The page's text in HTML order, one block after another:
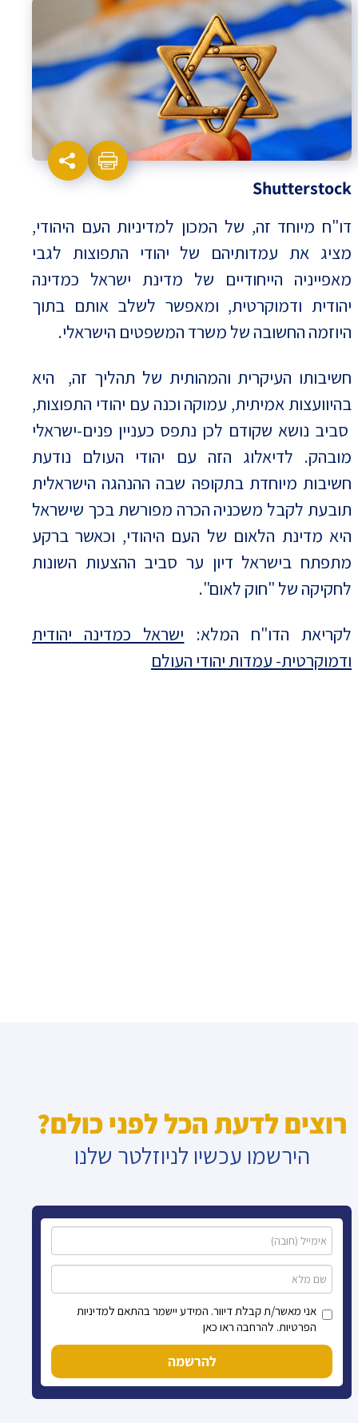
Shutterstock
דו"ח מיוחד זה, של המכון למדיניות העם היהודי,
מציג את עמדותיהם של יהודי התפוצות לגבי
מאפייניה הייחודיים של מדינת ישראל כמדינה
יהודית ודמוקרטית, ומאפשר לשלב אותם בתוך
היוזמה החשובה של משרד המשפטים הישראלי.
חשיבותו העיקרית והמהותית של תהליך זה, היא
בהיוועצות אמיתית, עמוקה וכנה עם יהודי התפוצות,
סביב נושא שקודם לכן נתפס כעניין פנים-ישראלי
מובהק. לדיאלוג הזה עם יהודי העולם נודעת
חשיבות מיוחדת בתקופה שבה ההנהגה הישראלית
תובעת לקבל משכניה הכרה מפורשת בכך שישראל
היא מדינת הלאום של העם היהודי, וכאשר ברקע
מתפתח בישראל דיון ער סביב ההצעות השונות
לחקיקה של "חוק לאום".
לקריאת הדו"ח המלא: ישראל כמדינה יהודית
ודמוקרטית- עמדות יהודי העולם
רוצים לדעת הכל לפני כולם?
הירשמו עכשיו לניוזלטר שלנו
אני מאשר/ת קבלת דיוור. המידע יישמר בהתאם למדיניות
הפרטיות. להרחבה ראו כאן
להרשמה